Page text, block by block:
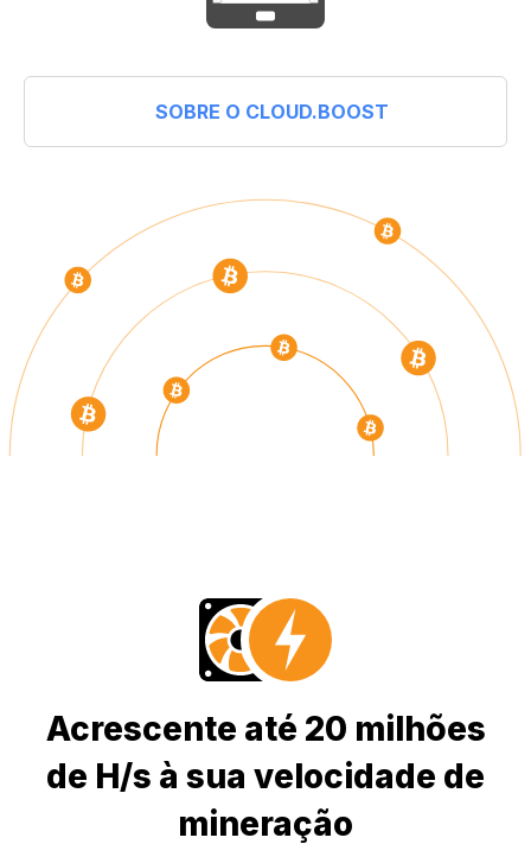
SOBRE O CLOUD.BOOST
Acrescente até 20 milhões
de H/s à sua velocidade de
mineração